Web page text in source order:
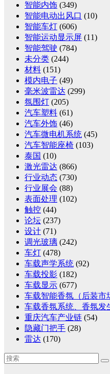
智能内饰 (349)
智能电动出风口 (10)
智能车灯 (606)
智能运动显示屏 (11)
智能驾驶 (784)
未分类 (244)
材料 (151)
模内电子 (49)
毫米波雷达 (299)
氛围灯 (205)
汽车塑料 (61)
汽车外饰 (46)
汽车微电机系统 (45)
汽车智能座椅 (103)
泰国 (10)
激光雷达 (866)
行业动态 (730)
行业展会 (88)
表面处理 (102)
触控 (44)
论坛 (237)
设计 (71)
调光玻璃 (242)
车灯 (478)
车载声学系统 (92)
车载投影 (182)
车载显示 (677)
车载智能香氛（后装市
车载香氛系统、香氛发
重庆汽车产业链 (54)
隐藏门把手 (28)
雷达 (170)